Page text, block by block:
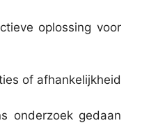
oplossing voor
of afhankelijkheid
onderzoek gedaan